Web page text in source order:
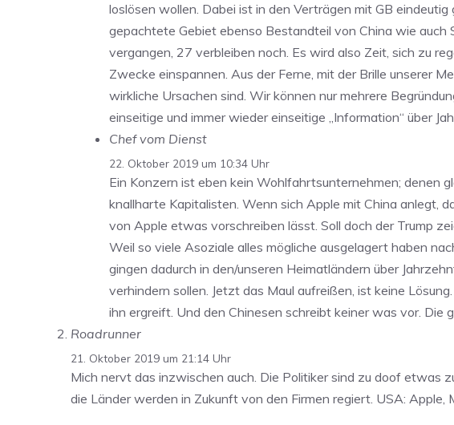
loslösen wollen. Dabei ist in den Verträgen mit GB
gepachtete Gebiet ebenso Bestandteil von China wie auch
vergangen, 27 verbleiben noch. Es wird also Zeit, sich zu
Zwecke einspannen. Aus der Ferne, mit der Brille unserer
wirkliche Ursachen sind. Wir können nur mehrere
einseitige und immer wieder einseitige „Information“ über
Chef vom Dienst
22. Oktober 2019 um 10:34 Uhr
Ein Konzern ist eben kein Wohlfahrtsunternehmen; denen
knallharte Kapitalisten. Wenn sich Apple mit China anlegt,
von Apple etwas vorschreiben lässt. Soll doch der Trump
Weil so viele Asoziale alles mögliche ausgelagert haben
gingen dadurch in den/unseren Heimatländern über
verhindern sollen. Jetzt das Maul aufreißen, ist keine
ihn ergreift. Und den Chinesen schreibt keiner was vor.
Roadrunner
21. Oktober 2019 um 21:14 Uhr
Mich nervt das inzwischen auch. Die Politiker sind zu doof etwas
die Länder werden in Zukunft von den Firmen regiert. USA: